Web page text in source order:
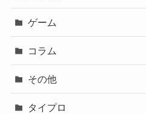
ゲーム
コラム
その他
タイプロ